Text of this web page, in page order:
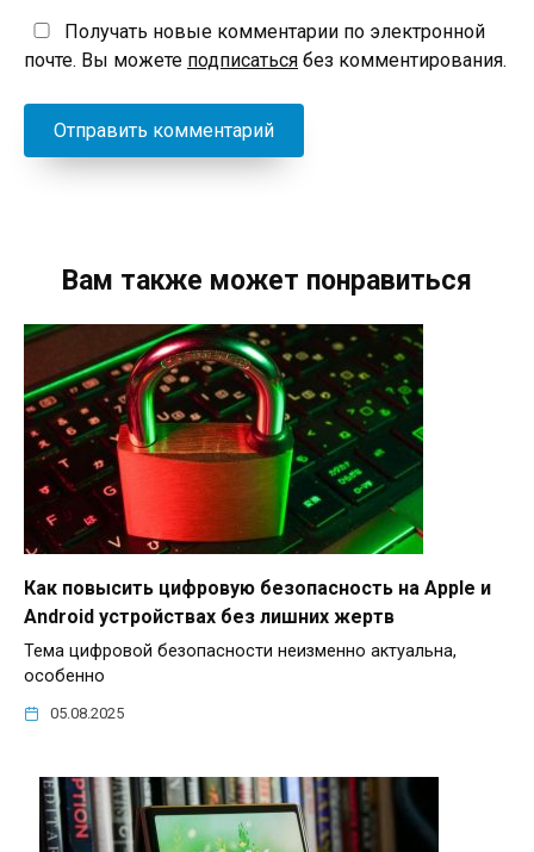
Получать новые комментарии по электронной
почте. Вы можете подписаться без комментирования.
Вам также может понравиться
Как повысить цифровую безопасность на Apple и
Android устройствах без лишних жертв
Тема цифровой безопасности неизменно актуальна,
особенно
05.08.2025